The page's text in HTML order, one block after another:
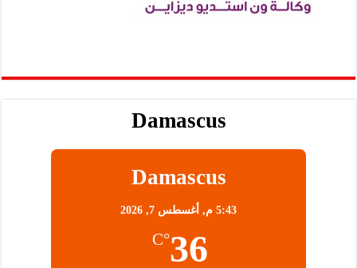
Damascus
Damascus
5:43 م, أغسطس 7, 2026
36
°C